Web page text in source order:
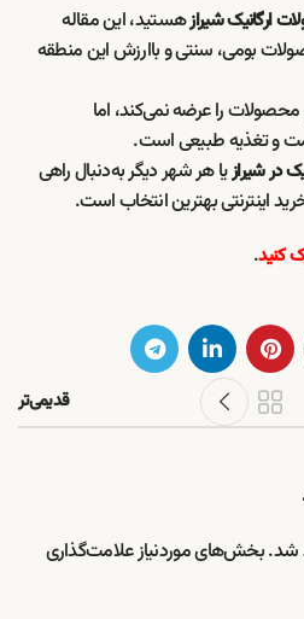
ارگانیک شیرازهستید، این مقاله
بومی، سنتی و باارزش این منطقه
محصولات را عرضه نمی‌کند، اما
و تغذیه طبیعی است.
در شیرازیا هر شهر دیگر به‌دنبال راهی
اینترنتی بهترین انتخاب است.
کنید.
قدیمی‌تر
شد.بخش‌های موردنیاز علامت‌گذاری